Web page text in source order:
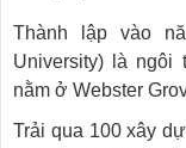
Thành lập vào
University) là
nằm ở Webster
Trải qua 100 xây